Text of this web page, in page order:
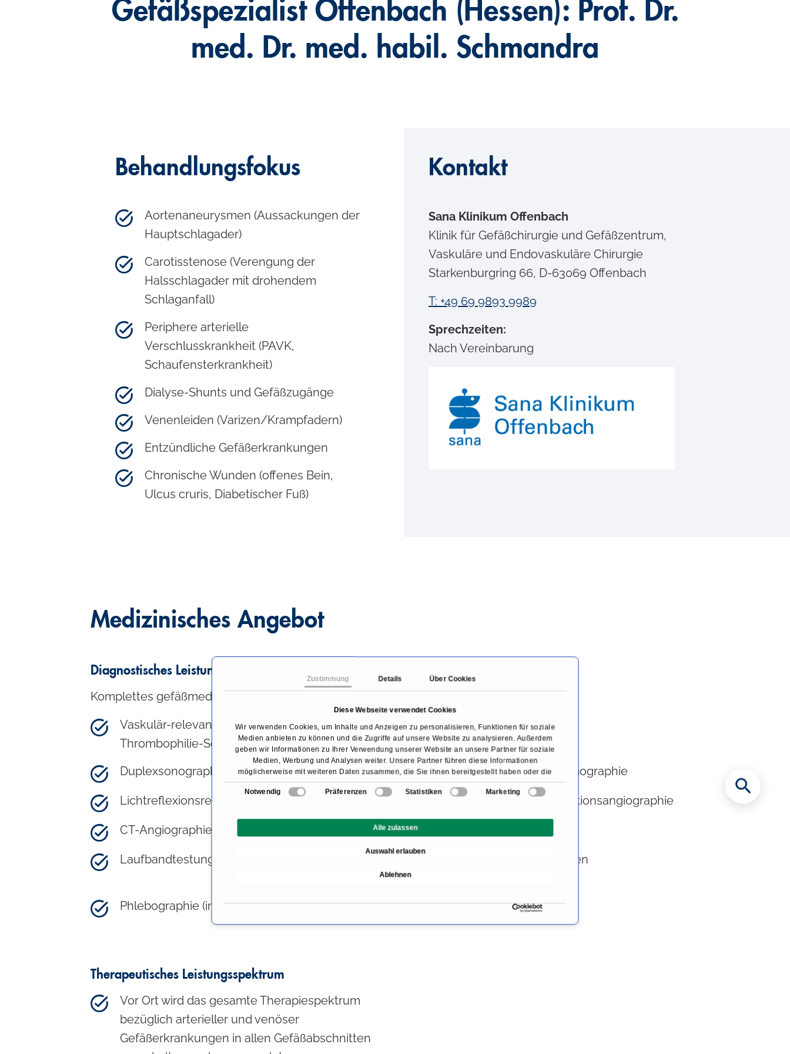
Zustimmung Details Über Cookies
Diese Webseite verwendet Cookies
Wir verwenden Cookies, um Inhalte und Anzeigen zu personalisieren, Funktionen für soziale
Medien anbieten zu können und die Zugriffe auf unsere Website zu analysieren. Außerdem
geben wir Informationen zu Ihrer Verwendung unserer Website an unsere Partner für soziale
Medien, Werbung und Analysen weiter. Unsere Partner führen diese Informationen
möglicherweise mit weiteren Daten zusammen, die Sie ihnen bereitgestellt haben oder die
sie im Rahmen Ihrer Nutzung der Dienste gesammelt haben.
E
n
g
a
s
h
Notwendig Präferenzen Statistiken Marketing
Ablehnen
Auswahl erlauben
Alle zulassen
Gefäßspezialist Offenbach (Hessen): Prof. Dr.
med. Dr. med. habil. Schmandra
Behandlungsfokus
Aortenaneurysmen (Aussackungen der
Hauptschlagader)
Carotisstenose (Verengung der
Halsschlagader mit drohendem
Schlaganfall)
Periphere arterielle
Verschlusskrankheit (PAVK,
Schaufensterkrankheit)
Dialyse-Shunts und Gefäßzugänge
Venenleiden (Varizen/Krampfadern)
Entzündliche Gefäßerkrankungen
Chronische Wunden (offenes Bein,
Ulcus cruris, Diabetischer Fuß)
Kontakt
Sana Klinikum Offenbach
Klinik für Gefäßchirurgie und Gefäßzentrum,
Vaskuläre und Endovaskuläre Chirurgie
Starkenburgring 66, D-63069 Offenbach
T: +49 69 9893 9989
Sprechzeiten:
Nach Vereinbarung
Medizinisches Angebot
Diagnostisches Leistungsspektrum
Komplettes gefäßmedizinisches diagnostisches Leistungsspektrum vorhanden:
Vaskulär-relevante Labordiagnostik inkl.
Thrombophilie-Screening
Dopplersonographie
Duplexsonographie Venenverschlußplethysmographie
Lichtreflexionsreographie Digitale arterielle Subtraktionsangiographie
CT-Angiographie
Laufbandtestung
Messung des transkutanen
Phlebographie (inkl. Schnittbildphlebographie)
Therapeutisches Leistungsspektrum
Vor Ort wird das gesamte Therapiespektrum
bezüglich arterieller und venöser
Gefäßerkrankungen in allen Gefäßabschnitten